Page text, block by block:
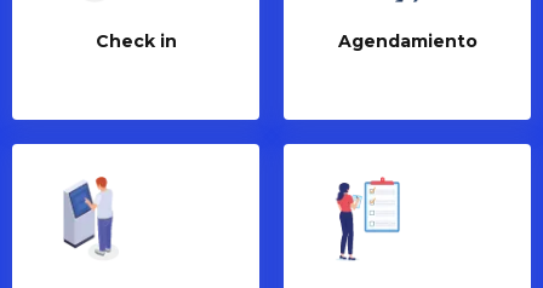
Check in Agendamiento